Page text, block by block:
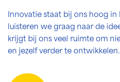
Innovatie staat bij ons hoog
luisteren we graag naar de
krijgt bij ons veel ruimte om
en jezelf verder te ontwikkelen.